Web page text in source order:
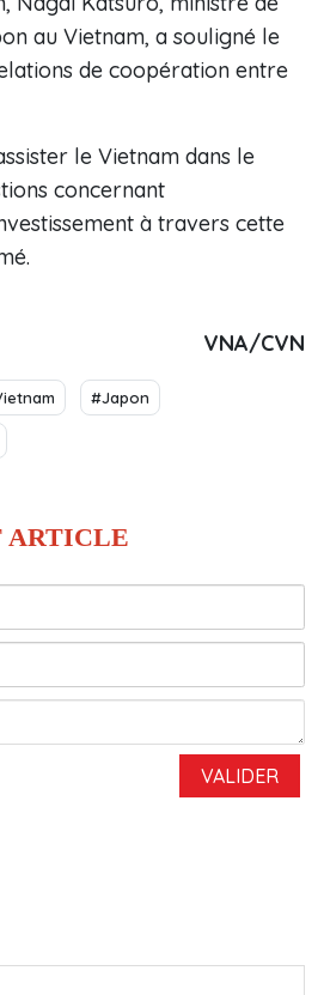
au Vietnam, a souligné le
de coopération entre
le Vietnam dans le
concernant
à travers cette
VNA/CVN
#Japon